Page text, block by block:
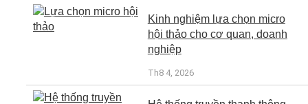
Kinh nghiệm lựa chọn micro
hội thảo cho cơ quan, doanh
nghiệp
Th8 4, 2026